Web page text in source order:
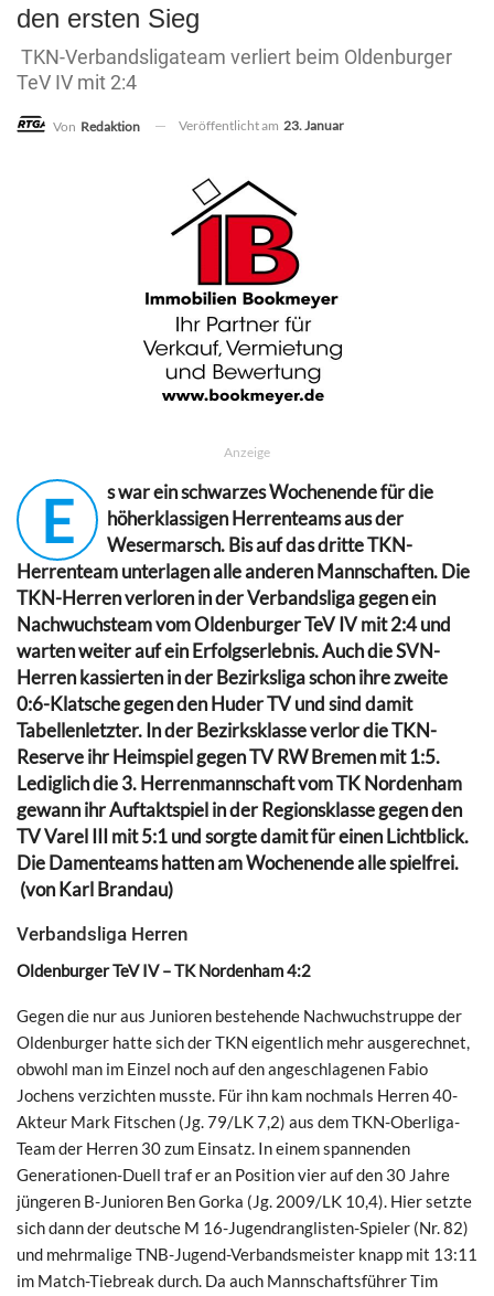
den ersten Sieg
TKN-Verbandsligateam verliert beim Oldenburger
TeV IV mit 2:4
Von Redaktion Veröffentlicht am 23. Januar
Anzeige
E
s war ein schwarzes Wochenende für die
höherklassigen Herrenteams aus der
Wesermarsch. Bis auf das dritte TKN-
Herrenteam unterlagen alle anderen Mannschaften. Die
TKN-Herren verloren in der Verbandsliga gegen ein
Nachwuchsteam vom Oldenburger TeV IV mit 2:4 und
warten weiter auf ein Erfolgserlebnis. Auch die SVN-
Herren kassierten in der Bezirksliga schon ihre zweite
0:6-Klatsche gegen den Huder TV und sind damit
Tabellenletzter. In der Bezirksklasse verlor die TKN-
Reserve ihr Heimspiel gegen TV RW Bremen mit 1:5.
Lediglich die 3. Herrenmannschaft vom TK Nordenham
gewann ihr Auftaktspiel in der Regionsklasse gegen den
TV Varel III mit 5:1 und sorgte damit für einen Lichtblick.
Die Damenteams hatten am Wochenende alle spielfrei.
(von Karl Brandau)
Verbandsliga Herren
Oldenburger TeV IV – TK Nordenham 4:2
Gegen die nur aus Junioren bestehende Nachwuchstruppe der
Oldenburger hatte sich der TKN eigentlich mehr ausgerechnet,
obwohl man im Einzel noch auf den angeschlagenen Fabio
Jochens verzichten musste. Für ihn kam nochmals Herren 40-
Akteur Mark Fitschen (Jg. 79/LK 7,2) aus dem TKN-Oberliga-
Team der Herren 30 zum Einsatz. In einem spannenden
Generationen-Duell traf er an Position vier auf den 30 Jahre
jüngeren B-Junioren Ben Gorka (Jg. 2009/LK 10,4). Hier setzte
sich dann der deutsche M 16-Jugendranglisten-Spieler (Nr. 82)
und mehrmalige TNB-Jugend-Verbandsmeister knapp mit 13:11
im Match-Tiebreak durch. Da auch Mannschaftsführer Tim